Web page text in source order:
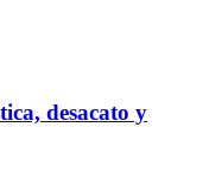
desacato y